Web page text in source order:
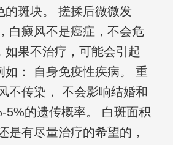
的斑块。 搓揉后微微发
白癜风不是癌症，不会危
如果不治疗，可能会引起
如： 自身免疫性疾病。 重
不传染， 不会影响结婚和
5%的遗传概率。 白斑面积
是有尽量治疗的希望的，